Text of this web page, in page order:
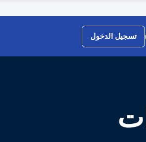
تسجيل الدخول